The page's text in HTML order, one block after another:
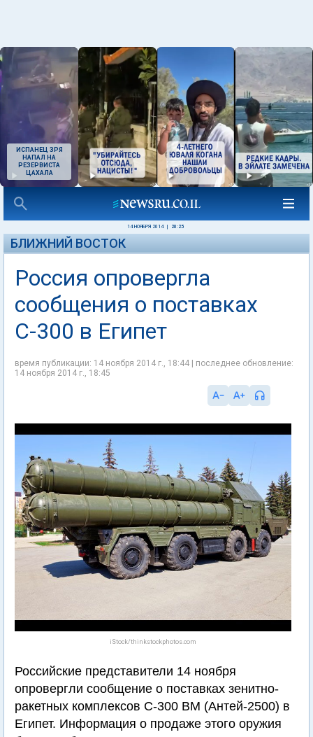
ИСПАНЕЦ ЗРЯ
НАПАЛ НА
РЕЗЕРВИСТА
ЦАХАЛА
14 НОЯБРЯ 2014 20:25
БЛИЖНИЙ ВОСТОК
Россия опровергла
сообщения о поставках
С-300 в Египет
время публикации: 14 ноября 2014 г., 18:44 | последнее обновление:
14 ноября 2014 г., 18:45
iStock/thinkstockphotos.com
Российские представители 14 ноября
опровергли сообщение о поставках зенитно-
ракетных комплексов С-300 ВМ (Антей-2500) в
Египет. Информация о продаже этого оружия